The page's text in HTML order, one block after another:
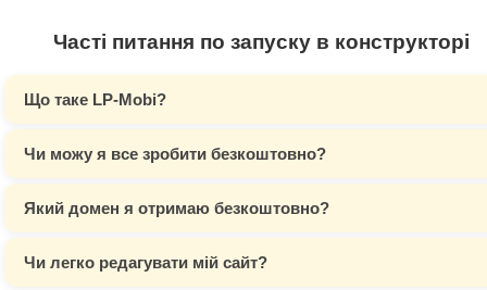
Часті питання по запуску в конструкторі
Що таке LP-Mobi?
Чи можу я все зробити безкоштовно?
Який домен я отримаю безкоштовно?
Чи легко редагувати мій сайт?